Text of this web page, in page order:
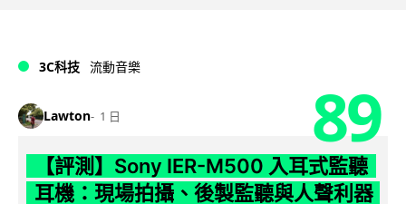
3C科技 流動音樂
Lawton 1 日 89
【評測】Sony IER-M500 入耳式監聽
耳機：現場拍攝、後製監聽與人聲利器